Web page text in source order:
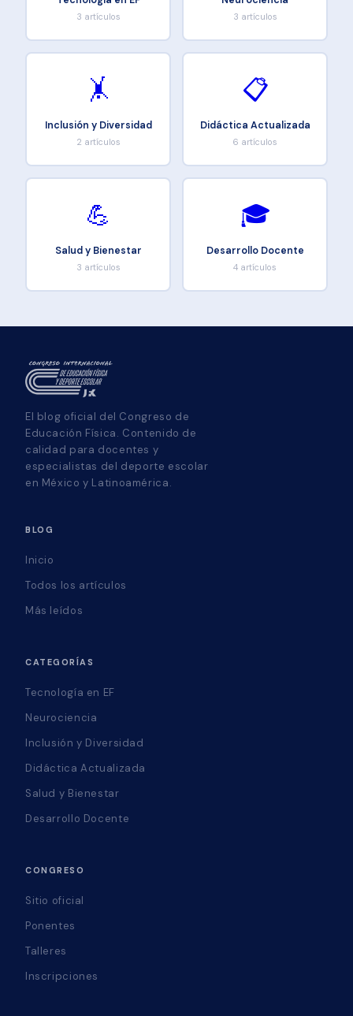
3 artículos 3 artículos
🤸
Inclusión y Diversidad
2 artículos
📋
Didáctica Actualizada
6 artículos
💪
Salud y Bienestar
3 artículos
🎓
Desarrollo Docente
4 artículos
El blog oficial del Congreso de
Educación Física. Contenido de
calidad para docentes y
especialistas del deporte escolar
en México y Latinoamérica.
BLOG
Inicio
Todos los artículos
Más leídos
CATEGORÍAS
Tecnología en EF
Neurociencia
Inclusión y Diversidad
Didáctica Actualizada
Salud y Bienestar
Desarrollo Docente
CONGRESO
Sitio oficial
Ponentes
Talleres
Inscripciones